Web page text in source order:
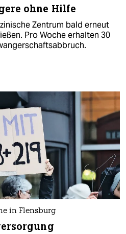
ohne Hilfe
Zentrum bald erneut
Pro Woche erhalten 30
in Flensburg